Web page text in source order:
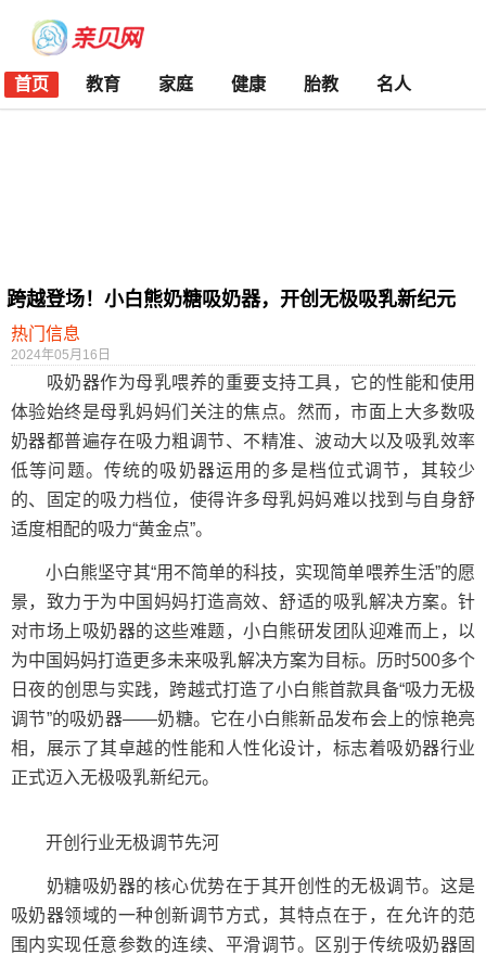
首页 教育 家庭 健康 胎教 名人
跨越登场！小白熊奶糖吸奶器，开创无极吸乳新纪元
热门信息
2024年05月16日
吸奶器作为母乳喂养的重要支持工具，它的性能和使用
体验始终是母乳妈妈们关注的焦点。然而，市面上大多数吸
奶器都普遍存在吸力粗调节、不精准、波动大以及吸乳效率
低等问题。传统的吸奶器运用的多是档位式调节，其较少
的、固定的吸力档位，使得许多母乳妈妈难以找到与自身舒
适度相配的吸力“黄金点”。
小白熊坚守其“用不简单的科技，实现简单喂养生活”的愿
景，致力于为中国妈妈打造高效、舒适的吸乳解决方案。针
对市场上吸奶器的这些难题，小白熊研发团队迎难而上，以
为中国妈妈打造更多未来吸乳解决方案为目标。历时500多个
日夜的创思与实践，跨越式打造了小白熊首款具备“吸力无极
调节”的吸奶器——奶糖。它在小白熊新品发布会上的惊艳亮
相，展示了其卓越的性能和人性化设计，标志着吸奶器行业
正式迈入无极吸乳新纪元。
开创行业无极调节先河
奶糖吸奶器的核心优势在于其开创性的无极调节。这是
吸奶器领域的一种创新调节方式，其特点在于，在允许的范
围内实现任意参数的连续、平滑调节。区别于传统吸奶器固